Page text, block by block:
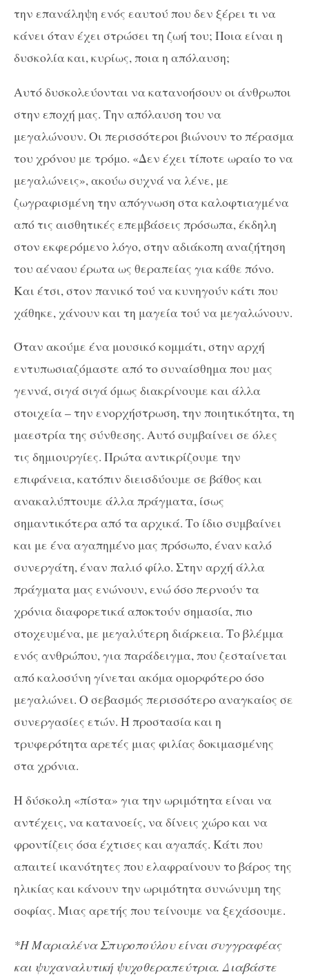
την επανάληψη ενός εαυτού που δεν ξέρει τι να
κάνει όταν έχει στρώσει τη ζωή του; Ποια είναι η
δυσκολία και, κυρίως, ποια η απόλαυση;
Αυτό δυσκολεύονται να κατανοήσουν οι άνθρωποι
στην εποχή μας. Την απόλαυση του να
μεγαλώνουν. Οι περισσότεροι βιώνουν το πέρασμα
του χρόνου με τρόμο. «Δεν έχει τίποτε ωραίο το να
μεγαλώνεις», ακούω συχνά να λένε, με
ζωγραφισμένη την απόγνωση στα καλοφτιαγμένα
από τις αισθητικές επεμβάσεις πρόσωπα, έκδηλη
στον εκφερόμενο λόγο, στην αδιάκοπη αναζήτηση
του αέναου έρωτα ως θεραπείας για κάθε πόνο.
Και έτσι, στον πανικό τού να κυνηγούν κάτι που
χάθηκε, χάνουν και τη μαγεία τού να μεγαλώνουν.
Όταν ακούμε ένα μουσικό κομμάτι, στην αρχή
εντυπωσιαζόμαστε από το συναίσθημα που μας
γεννά, σιγά σιγά όμως διακρίνουμε και άλλα
στοιχεία – την ενορχήστρωση, την ποιητικότητα, τη
μαεστρία της σύνθεσης. Αυτό συμβαίνει σε όλες
τις δημιουργίες. Πρώτα αντικρίζουμε την
επιφάνεια, κατόπιν διεισδύουμε σε βάθος και
ανακαλύπτουμε άλλα πράγματα, ίσως
σημαντικότερα από τα αρχικά. Το ίδιο συμβαίνει
και με ένα αγαπημένο μας πρόσωπο, έναν καλό
συνεργάτη, έναν παλιό φίλο. Στην αρχή άλλα
πράγματα μας ενώνουν, ενώ όσο περνούν τα
χρόνια διαφορετικά αποκτούν σημασία, πιο
στοχευμένα, με μεγαλύτερη διάρκεια. Το βλέμμα
ενός ανθρώπου, για παράδειγμα, που ζεσταίνεται
από καλοσύνη γίνεται ακόμα ομορφότερο όσο
μεγαλώνει. Ο σεβασμός περισσότερο αναγκαίος σε
συνεργασίες ετών. Η προστασία και η
τρυφερότητα αρετές μιας φιλίας δοκιμασμένης
στα χρόνια.
Η δύσκολη «πίστα» για την ωριμότητα είναι να
αντέχεις, να κατανοείς, να δίνεις χώρο και να
φροντίζεις όσα έχτισες και αγαπάς. Κάτι που
απαιτεί ικανότητες που ελαφραίνουν το βάρος της
ηλικίας και κάνουν την ωριμότητα συνώνυμη της
σοφίας. Μιας αρετής που τείνουμε να ξεχάσουμε.
*Η Μαριαλένα Σπυροπούλου είναι συγγραφέας
και ψυχαναλυτική ψυχοθεραπεύτρια. Διαβάστε